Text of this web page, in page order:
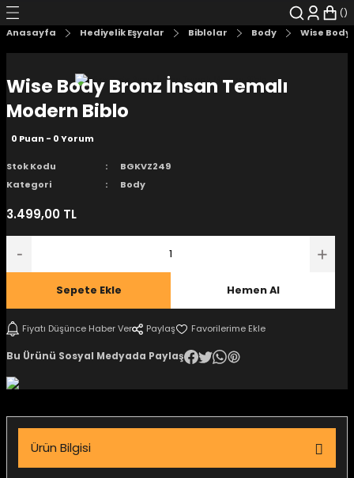
Mug
Karakter
Kit
Kitapları
Anasayfa Hediyelik Eşyalar Biblolar Body Wise
Wise Body Bronz İnsan Temalı
Modern Biblo
0 Puan - 0 Yorum
Stok Kodu
BGKVZ249
Kategori
Body
3.499,00 TL
Sepete Ekle Hemen Al
Fiyatı Düşünce Haber Ver Paylaş
Bu Ürünü Sosyal Medyada Paylaş
Ürün Bilgisi